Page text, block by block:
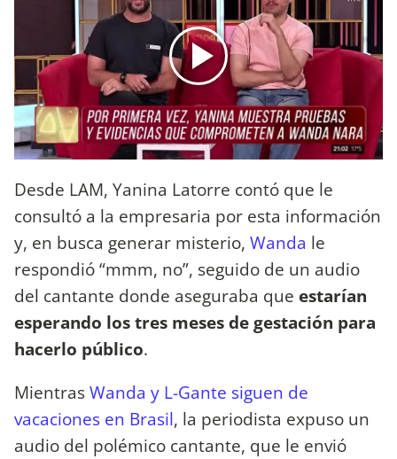
Desde LAM, Yanina Latorre contó que le
consultó a la empresaria por esta información
y, en busca generar misterio, Wanda le
respondió “mmm, no”, seguido de un audio
del cantante donde aseguraba que estarían
esperando los tres meses de gestación para
hacerlo público.
MientrasWanda y L-Gante siguen de
vacaciones en Brasil, la periodista expuso un
audio del polémico cantante, que le envió